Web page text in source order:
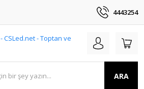
4443254
ARA